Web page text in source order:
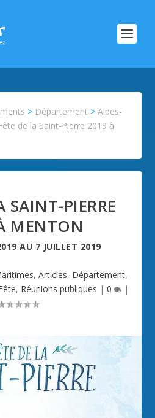
> Département >Alpes-
de la Saint-Pierre 2019 à
SAINT-PIERRE
MENTON
AU 7 JUILLET 2019
, Articles, Département,
, Réunions publiques | 0 |